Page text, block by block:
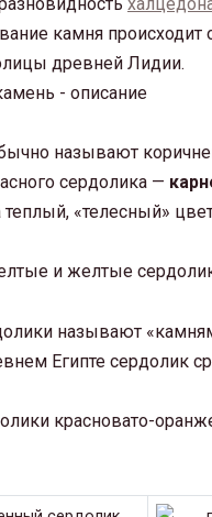
камня происходит
древней Лидии.
называют
сердолика —
теплый, «телесный»
и желтые
называют
Египте сердолик
красновато-